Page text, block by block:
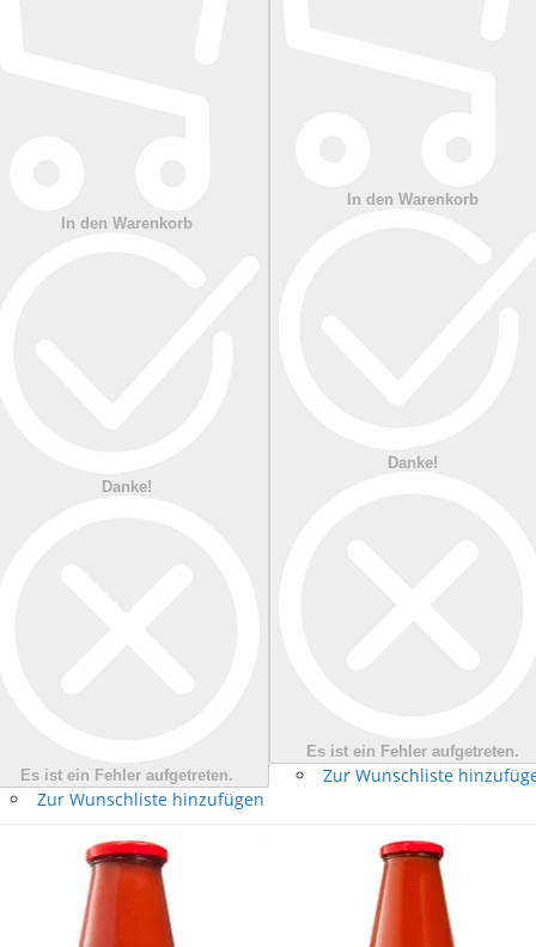
In den Warenkorb
Danke!
Es ist ein Fehler aufgetreten.
Zur Wunschliste hinzufügen
In den Warenkorb
Danke!
Es ist ein Fehler aufgetreten.
Zur Wunschliste